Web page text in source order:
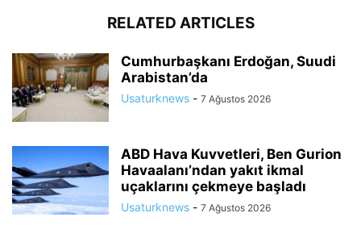
RELATED ARTICLES
Cumhurbaşkanı Erdoğan, Suudi
Arabistan’da
Usaturknews - 7 Ağustos 2026
ABD Hava Kuvvetleri, Ben Gurion
Havaalanı’ndan yakıt ikmal
uçaklarını çekmeye başladı
Usaturknews - 7 Ağustos 2026